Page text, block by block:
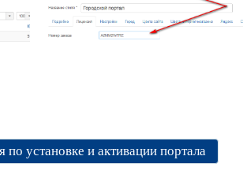
установке и активации портала